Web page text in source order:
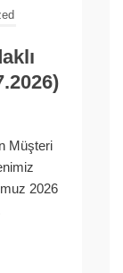
Müşteri
2026